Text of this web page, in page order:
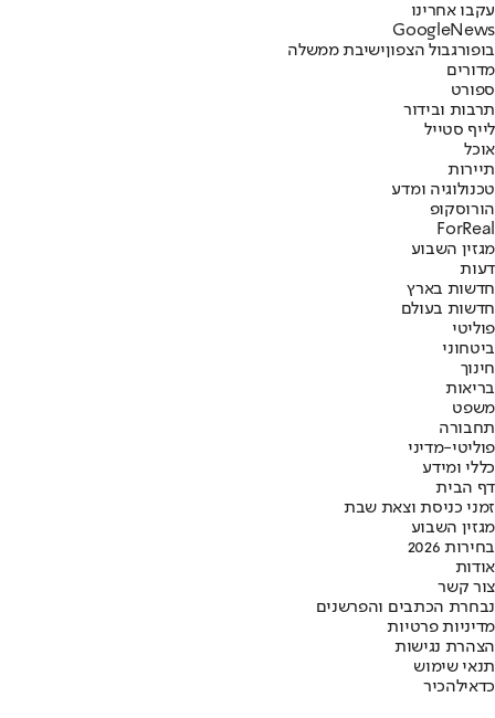
עקבו אחרינו
Googl eNews
בופורגבול הצפוןישיבת ממשלה
מדורים
ספורט
תרבות ובידור
לייף סטייל
אוכל
תיירות
טכנולוגיה ומדע
הורוסקופ
ForReal
מגזין השבוע
דעות
חדשות בארץ
חדשות בעולם
פוליטי
ביטחוני
חינוך
בריאות
משפט
תחבורה
פוליטי-מדיני
כללי ומידע
דף הבית
זמני כניסת וצאת שבת
מגזין השבוע
בחירות 2026
אודות
צור קשר
נבחרת הכתבים והפרשנים
מדיניות פרטיות
הצהרת נגישות
תנאי שימוש
כדאילהכיר